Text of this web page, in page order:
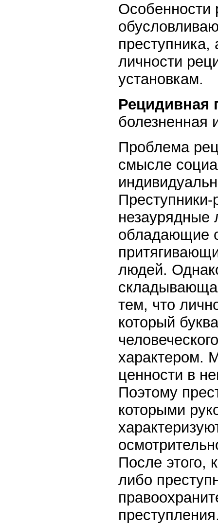
Особенности
преступника,
личности
установкам.
Рецидивная
болезненная
Проблема
смысле
незаурядные
обладающие
людей.
тем, что
который
характером.
ценности в
Поэтому
которыми
После этого,
либо